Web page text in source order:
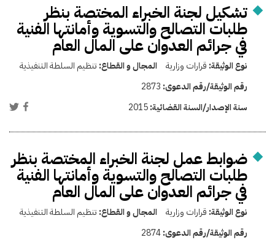
تشكيل لجنة الخبراء المختصة بنظر
طلبات التصالح والتسوية وأمانتها الفنية
في جرائم العدوان على المال العام
نوع الوثيقة: قرارات وزارية المجال و القطاع: تنظيم السلطة التنفيذية
رقم الوثيقة/رقم الدعوى: 2873
سنة الإصدار/السنة القضائية:2015
ضوابط عمل لجنة الخبراء المختصة بنظر
طلبات التصالح والتسوية وأمانتها الفنية
في جرائم العدوان على المال العام
نوع الوثيقة: قرارات وزارية المجال و القطاع: تنظيم السلطة التنفيذية
رقم الوثيقة/رقم الدعوى:2874